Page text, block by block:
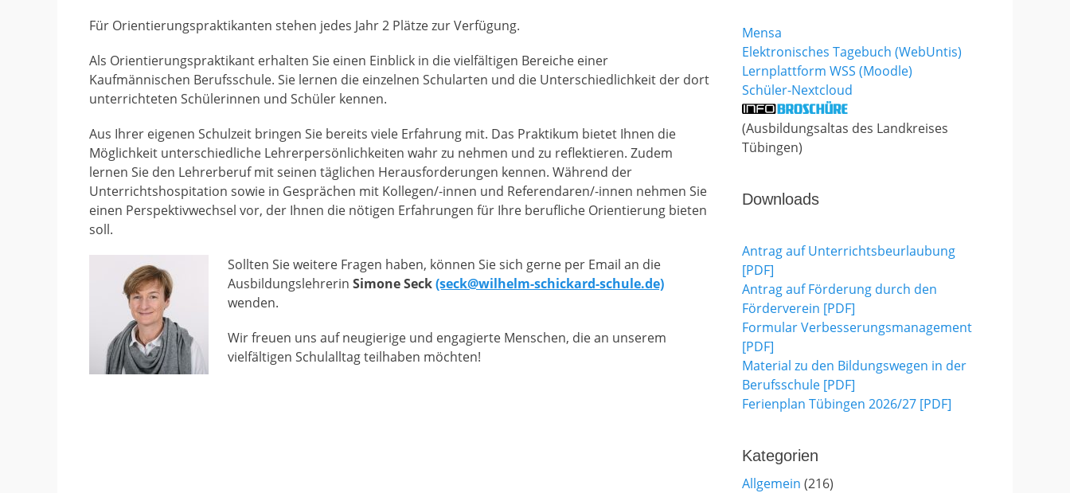
Für Orientierungspraktikanten stehen jedes Jahr 2 Plätze zur Verfügung.
Als Orientierungspraktikant erhalten Sie einen Einblick in die vielfältigen Bereiche einer
Kaufmännischen Berufsschule. Sie lernen die einzelnen Schularten und die Unterschiedlichkeit der dort
unterrichteten Schülerinnen und Schüler kennen.
Aus Ihrer eigenen Schulzeit bringen Sie bereits viele Erfahrung mit. Das Praktikum bietet Ihnen die
Möglichkeit unterschiedliche Lehrerpersönlichkeiten wahr zu nehmen und zu reflektieren. Zudem
lernen Sie den Lehrerberuf mit seinen täglichen Herausforderungen kennen. Während der
Unterrichtshospitation sowie in Gesprächen mit Kollegen/-innen und Referendaren/-innen nehmen Sie
einen Perspektivwechsel vor, der Ihnen die nötigen Erfahrungen für Ihre berufliche Orientierung bieten
soll.
Sollten Sie weitere Fragen haben, können Sie sich gerne per Email an die
Ausbildungslehrerin Simone Seck(seck@wilhelm-schickard-schule.de)
wenden.
Wir freuen uns auf neugierige und engagierte Menschen, die an unserem
vielfältigen Schulalltag teilhaben möchten!
Mensa
Elektronisches Tagebuch (WebUntis)
Lernplattform WSS (Moodle)
Schüler-Nextcloud
(Ausbildungsaltas des Landkreises
Tübingen)
Downloads
Antrag auf Unterrichtsbeurlaubung
[PDF]
Antrag auf Förderung durch den
Förderverein [PDF]
Formular Verbesserungsmanagement
[PDF]
Material zu den Bildungswegen in der
Berufsschule [PDF]
Ferienplan Tübingen 2026/27 [PDF]
Kategorien
Allgemein (216)